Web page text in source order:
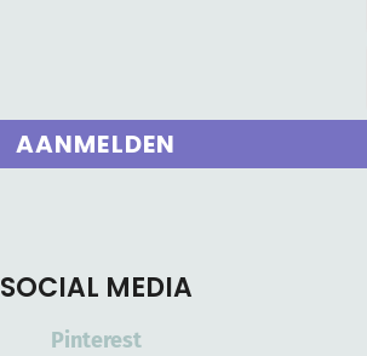
AANMELDEN
SOCIAL MEDIA
Pinterest